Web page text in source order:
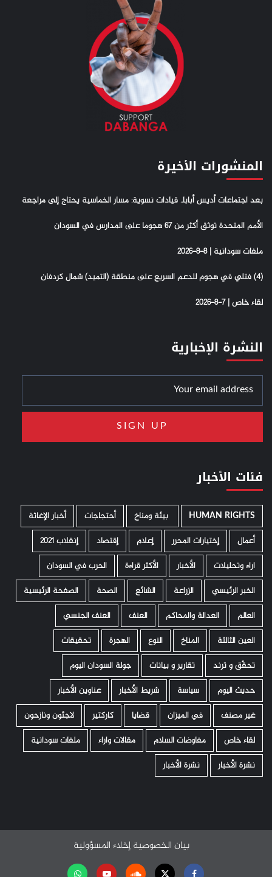
المنشورات الأخيرة
بعد اجتماعات أديس أبابا.. قيادات نسوية: مسار الخماسية يحتاج إلى مراجعة
الأمم المتحدة توثق أكثر من 67 هجوما على المدارس في السودان
ملفات سودانية | 8-8-2026
(4) فتلي في هجوم للدعم السريع على منطقة (التميد) شمال كردفان
لقاء خاص | 7-8-2026
النشرة الإخبارية
فئات الأخبار
HUMAN RIGHTS ­ بيئة ومناخ أحتجاجات
أخبار الإغاثة
أعمال
إختيارات المحرر إعلام إقتصاد
إنقلاب 2021
اراء وتحليلات
الأخبار الأكثر قراءة
الحرب في السودان
الخبر الرئيسي
الزراعة الشائع الصحة
الصفحة الرئيسية
العالم
العدالة والمحاكم العنف
العنف الجنسي
العين الثالثة
المناخ النوع الهجرة
تحقيقات
تحقّق و ترند
تقارير و بيانات
جولة السودان اليوم
حديث اليوم
سياسة شريط الأخبار
عناوين الأخبار
غير مصنف
في الميزان قضايا كاركتير
لاجئون ونازحون
لقاء خاص
مفاوضات السلام مقالات واراء
ملفات سودانية
نشرة الأخبار
نشرة الأخبار
بيان الخصوصية إخلاء المسؤولية